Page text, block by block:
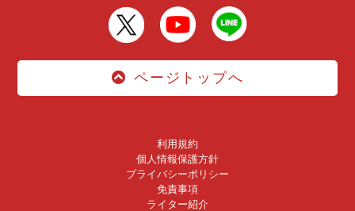
ページトップへ
利用規約
個人情報保護方針
プライバシーポリシー
免責事項
ライター紹介